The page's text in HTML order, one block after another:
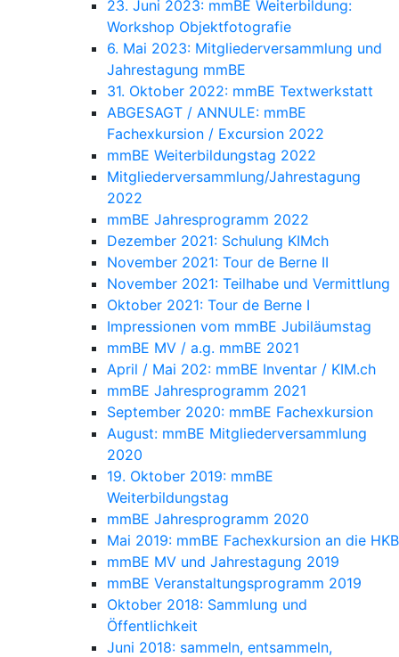
23. Juni 2023: mmBE Weiterbildung:
Workshop Objektfotografie
6. Mai 2023: Mitgliederversammlung und
Jahrestagung mmBE
31. Oktober 2022: mmBE Textwerkstatt
ABGESAGT / ANNULE: mmBE
Fachexkursion / Excursion 2022
mmBE Weiterbildungstag 2022
Mitgliederversammlung/Jahrestagung
2022
mmBE Jahresprogramm 2022
Dezember 2021: Schulung KIMch
November 2021: Tour de Berne II
November 2021: Teilhabe und Vermittlung
Oktober 2021: Tour de Berne I
Impressionen vom mmBE Jubiläumstag
mmBE MV / a.g. mmBE 2021
April / Mai 202: mmBE Inventar / KIM.ch
mmBE Jahresprogramm 2021
September 2020: mmBE Fachexkursion
August: mmBE Mitgliederversammlung
2020
19. Oktober 2019: mmBE
Weiterbildungstag
mmBE Jahresprogramm 2020
Mai 2019: mmBE Fachexkursion an die HKB
mmBE MV und Jahrestagung 2019
mmBE Veranstaltungsprogramm 2019
Oktober 2018: Sammlung und
Öffentlichkeit
Juni 2018: sammeln, entsammeln,